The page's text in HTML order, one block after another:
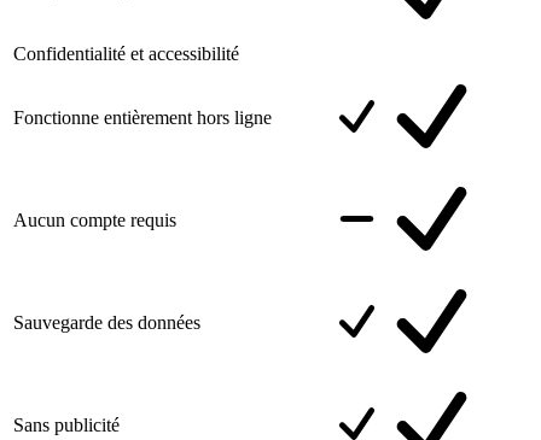
Confidentialité et accessibilité
Fonctionne entièrement hors ligne
Aucun compte requis
Sauvegarde des données
Sans publicité